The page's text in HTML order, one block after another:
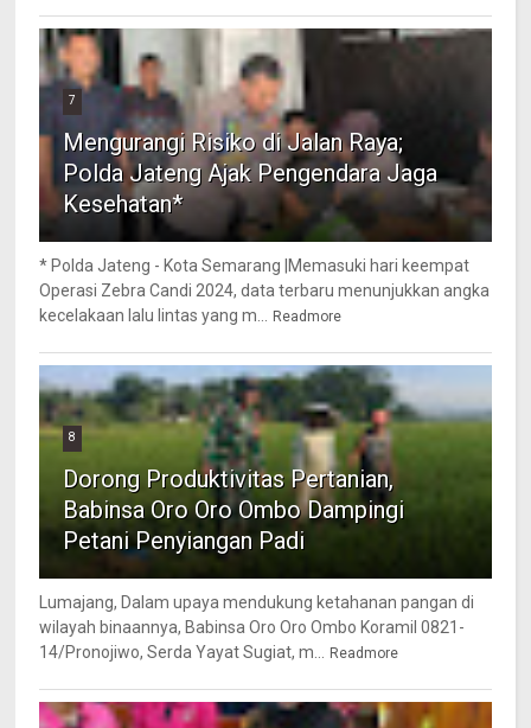
7
Mengurangi Risiko di Jalan Raya;
Polda Jateng Ajak Pengendara Jaga
Kesehatan*
* Polda Jateng - Kota Semarang |Memasuki hari keempat
Operasi Zebra Candi 2024, data terbaru menunjukkan angka
kecelakaan lalu lintas yang m...
Readmore
8
Dorong Produktivitas Pertanian,
Babinsa Oro Oro Ombo Dampingi
Petani Penyiangan Padi
Lumajang, Dalam upaya mendukung ketahanan pangan di
wilayah binaannya, Babinsa Oro Oro Ombo Koramil 0821-
14/Pronojiwo, Serda Yayat Sugiat, m...
Readmore